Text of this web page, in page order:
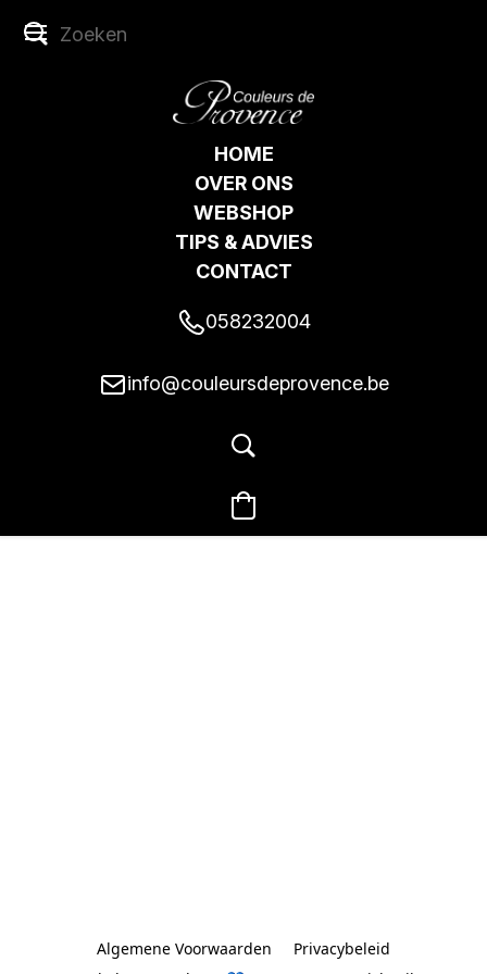
HOME
OVER ONS
WEBSHOP
TIPS & ADVIES
CONTACT
058232004
info@couleursdeprovence.be
Algemene Voorwaarden
Privacybeleid